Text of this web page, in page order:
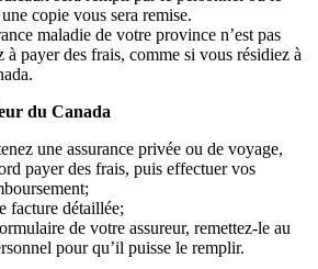
copie vous sera remise.
maladie de votre province n’est pas
à payer des frais, comme si vous résidiez à
du Canada
une assurance privée ou de voyage,
payer des frais, puis effectuer vos
facture détaillée;
de votre assureur, remettez-le au
pour qu’il puisse le remplir.